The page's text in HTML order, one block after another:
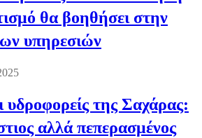
θα βοηθήσει στην
υπηρεσιών
υδροφορείς της Σαχάρας:
αλλά πεπερασμένος